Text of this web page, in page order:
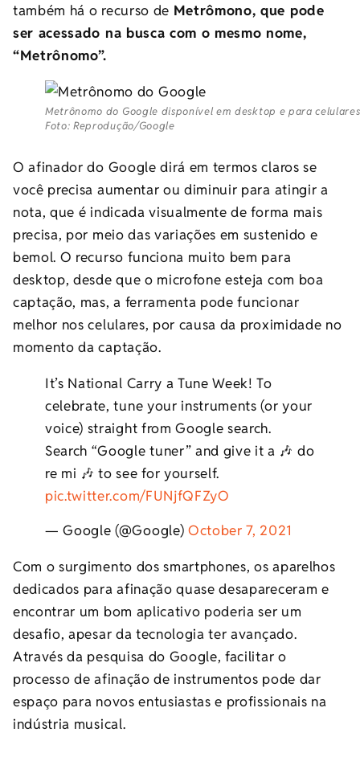
também há o recurso de Metrômono, que pode
ser acessado na busca com o mesmo nome,
“Metrônomo”.
Metrônomo do Google disponível em desktop e para
Foto: Reprodução/Google
O afinador do Google dirá em termos claros se
você precisa aumentar ou diminuir para atingir a
nota, que é indicada visualmente de forma mais
precisa, por meio das variações em sustenido e
bemol. O recurso funciona muito bem para
desktop, desde que o microfone esteja com boa
captação, mas, a ferramenta pode funcionar
melhor nos celulares, por causa da proximidade no
momento da captação.
It’s National Carry a Tune Week! To
celebrate, tune your instruments (or your
voice) straight from Google search.
Search “Google tuner” and give it a 🎶 do
re mi 🎶 to see for yourself.
pic.twitter.com/FUNjfQFZyO
— Google (@Google) October 7, 2021
Com o surgimento dos smartphones, os aparelhos
dedicados para afinação quase desapareceram e
encontrar um bom aplicativo poderia ser um
desafio, apesar da tecnologia ter avançado.
Através da pesquisa do Google, facilitar o
processo de afinação de instrumentos pode dar
espaço para novos entusiastas e profissionais na
indústria musical.